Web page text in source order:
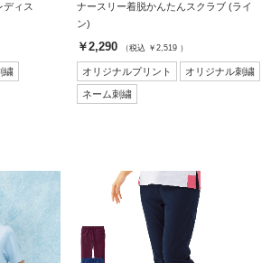
ディス
繍
ナースリー着脱かんたんスクラブ (ライ
ン)
￥2,290 （税込 ￥2,519 ）
オリジナルプリント オリジナル刺繍
ネーム刺繍